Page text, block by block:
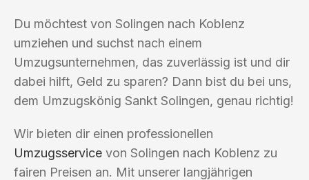
Du möchtest von Solingen nach Koblenz
umziehen und suchst nach einem
Umzugsunternehmen, das zuverlässig ist und dir
dabei hilft, Geld zu sparen? Dann bist du bei uns,
dem Umzugskönig Sankt Solingen, genau richtig!
Wir bieten dir einen professionellen
Umzugsservice von Solingen nach Koblenz zu
fairen Preisen an. Mit unserer langjährigen